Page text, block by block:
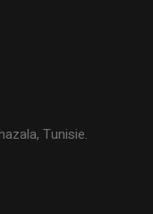
Tunisie.